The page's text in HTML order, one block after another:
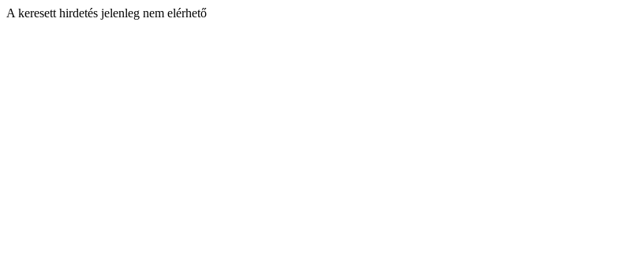
A keresett hirdetés jelenleg nem elérhető